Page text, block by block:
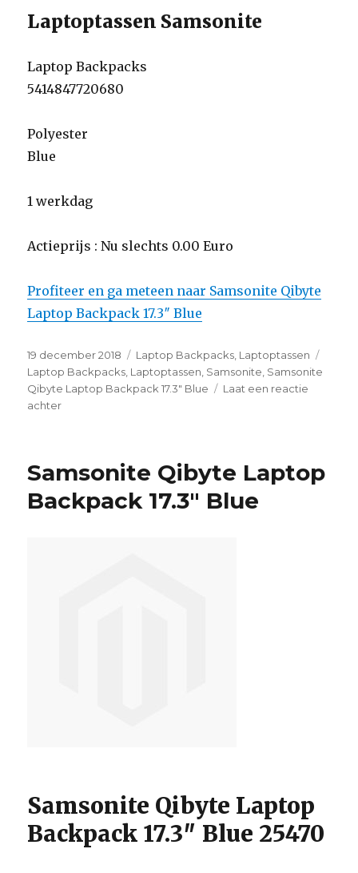
Laptoptassen Samsonite
Laptop Backpacks
5414847720680
Polyester
Blue
1 werkdag
Actieprijs : Nu slechts 0.00 Euro
Profiteer en ga meteen naar Samsonite Qibyte
Laptop Backpack 17.3″ Blue
Geplaatst
op
19 december 2018 Categorieën
Laptop Backpacks, Laptoptassen
Laptop Backpacks, Laptoptassen, Samsonite, Samsonite
Qibyte Laptop Backpack 17.3" Blue
Laat een reactie
achter
Backpack
17.3″
Blue
Samsonite Qibyte Laptop
Backpack 17.3″ Blue
Samsonite Qibyte Laptop
Backpack 17.3″ Blue 25470